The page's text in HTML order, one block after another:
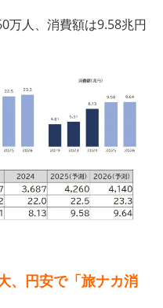
万人、消費額は9.58兆円
、円安で「旅ナカ消